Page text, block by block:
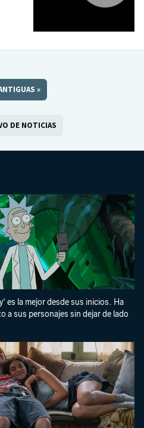
»
DE NOTICIAS
es la mejor desde sus inicios. Ha
a sus personajes sin dejar de lado